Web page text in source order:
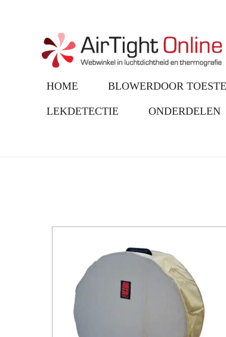
hoofdinhoud
HOME BLOWERDOOR
LEKDETECTIE ONDERDELEN